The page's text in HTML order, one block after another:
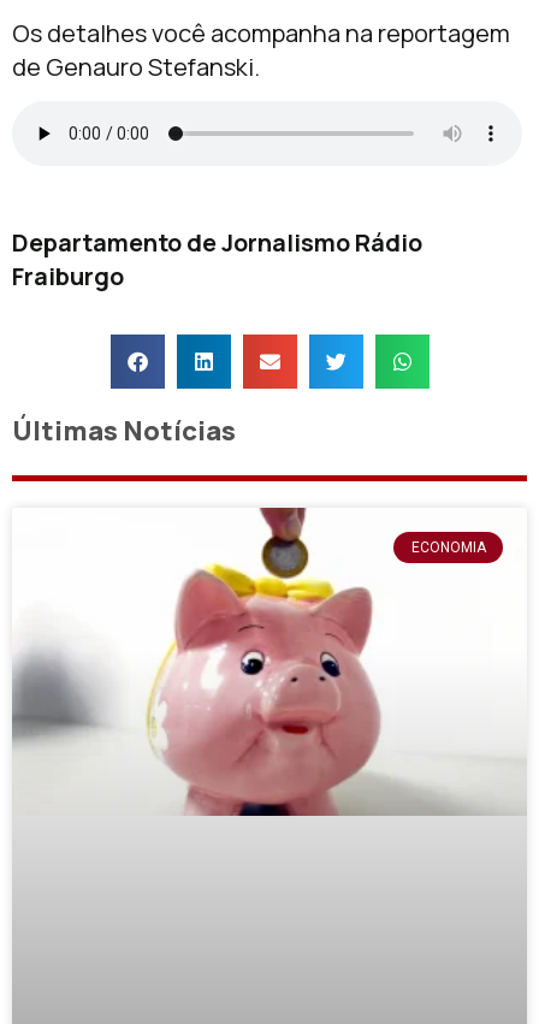
Os detalhes você acompanha na reportagem
de Genauro Stefanski.
Departamento de Jornalismo Rádio
Fraiburgo
Últimas Notícias
ECONOMIA